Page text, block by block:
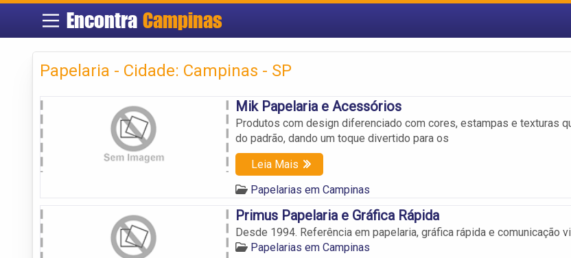
EncontraCampinas
Papelaria - Cidade: Campinas - SP
Mik Papelaria e Acessórios
Produtos com design diferenciado com cores, estampas e texturas
do padrão, dando um toque divertido para os
Leia Mais
Papelarias em Campinas
Primus Papelaria e Gráfica Rápida
Desde 1994. Referência em papelaria, gráfica rápida e comunicação
Papelarias em Campinas